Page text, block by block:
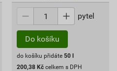
pytel
Do košíku
do košíku přidáte 50
200,38 Kč celkem s DPH